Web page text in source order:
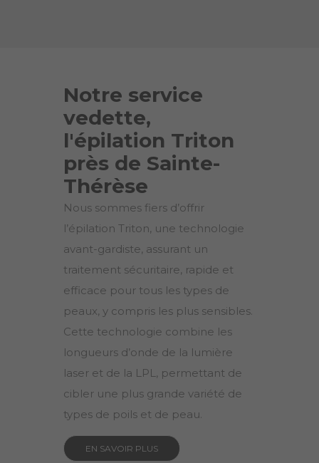
Notre service
vedette,
l'épilation Triton
près de Sainte-
Thérèse
Nous sommes fiers d’offrir
l’épilation Triton, une technologie
avant-gardiste, assurant un
traitement sécuritaire, rapide et
efficace pour tous les types de
peaux, y compris les plus sensibles.
Cette technologie combine les
longueurs d’onde de la lumière
laser et de la LPL, permettant de
cibler une plus grande variété de
types de poils et de peau.
EN SAVOIR PLUS